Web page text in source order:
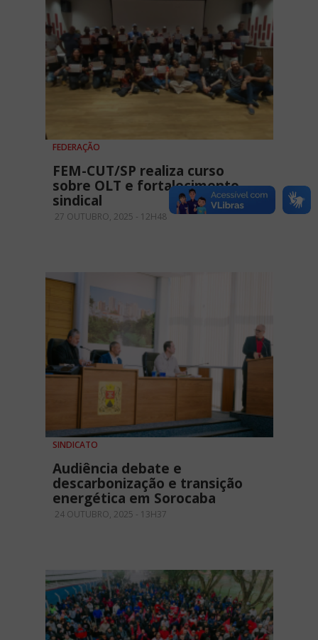
FEDERAÇÃO
FEM-CUT/SP realiza curso
sobre OLT e fortalecimento
sindical
27 OUTUBRO, 2025 - 12H48
SINDICATO
Audiência debate e
descarbonização e transição
energética em Sorocaba
24 OUTUBRO, 2025 - 13H37